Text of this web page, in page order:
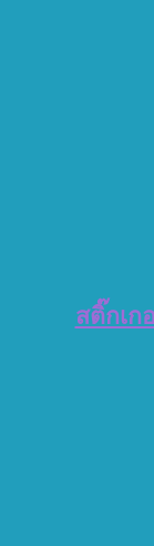
สติ๊กเก